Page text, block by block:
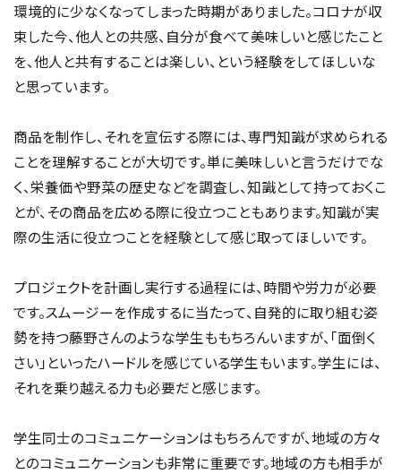
環境的に少なくなってしまった時期がありました。コロナが収
束した今、他人との共感、自分が食べて美味しいと感じたこと
を、他人と共有することは楽しい、という経験をしてほしいな
と思っています。
商品を制作し、それを宣伝する際には、専門知識が求められる
ことを理解することが大切です。単に美味しいと言うだけでな
く、栄養価や野菜の歴史などを調査し、知識として持っておくこ
とが、その商品を広める際に役立つこともあります。知識が実
際の生活に役立つことを経験として感じ取ってほしいです。
プロジェクトを計画し実行する過程には、時間や労力が必要
です。スムージーを作成するに当たって、自発的に取り組む姿
勢を持つ藤野さんのような学生ももちろんいますが、「面倒く
さい」といったハードルを感じている学生もいます。学生には、
それを乗り越える力も必要だと感じます。
学生同士のコミュニケーションはもちろんですが、地域の方々
とのコミュニケーションも非常に重要です。地域の方も相手が